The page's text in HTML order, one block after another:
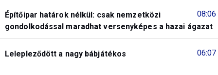
08:06
Építőipar határok nélkül: csak nemzetközi
gondolkodással maradhat versenyképes a hazai ágazat
06:07
Lelepleződött a nagy bábjátékos